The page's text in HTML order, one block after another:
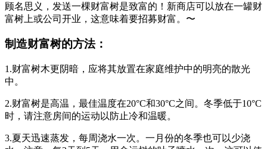
顾名思义，发送一棵财富树是致富的！新商店可以放在一罐财
富树上或公司开业，这意味着要招募财富。〜
制造财富树的方法：
1.财富树木更阴暗，应将其放置在家庭维护中的明亮的散光
中。
2.财富树是高温，最佳温度在20°C和30°C之间。冬季低于10°C
时，请注意房间的运动以防止冷和温暖。
3.夏天迅速蒸发，每周浇水一次。一月份的冬季也可以少浇